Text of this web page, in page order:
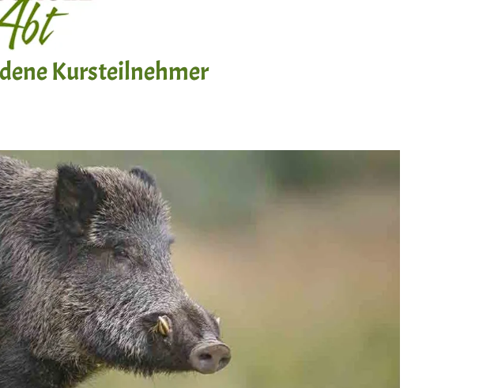
Kursteilnehmer